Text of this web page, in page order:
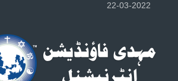
22-03-2022